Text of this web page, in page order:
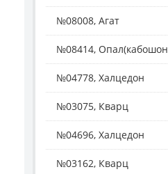
№08008, Агат
№08414,
№04778, Халцедон
№03075, Кварц
№04696, Халцедон
№03162, Кварц